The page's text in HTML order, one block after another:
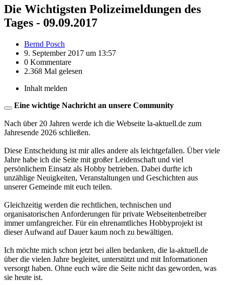
Die Wichtigsten Polizeimeldungen des
Tages - 09.09.2017
Bernd Posch
9. September 2017 um 13:57
0 Kommentare
2.368 Mal gelesen
Inhalt melden
Eine wichtige Nachricht an unsere Community
Nach über 20 Jahren werde ich die Webseite la-aktuell.de zum
Jahresende 2026 schließen.
Diese Entscheidung ist mir alles andere als leichtgefallen. Über viele
Jahre habe ich die Seite mit großer Leidenschaft und viel
persönlichem Einsatz als Hobby betrieben. Dabei durfte ich
unzählige Neuigkeiten, Veranstaltungen und Geschichten aus
unserer Gemeinde mit euch teilen.
Gleichzeitig werden die rechtlichen, technischen und
organisatorischen Anforderungen für private Webseitenbetreiber
immer umfangreicher. Für ein ehrenamtliches Hobbyprojekt ist
dieser Aufwand auf Dauer kaum noch zu bewältigen.
Ich möchte mich schon jetzt bei allen bedanken, die la-aktuell.de
über die vielen Jahre begleitet, unterstützt und mit Informationen
versorgt haben. Ohne euch wäre die Seite nicht das geworden, was
sie heute ist.